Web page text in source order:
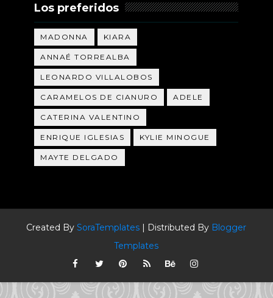
Los preferidos
MADONNA KIARA
ANNAÉ TORREALBA
LEONARDO VILLALOBOS
CARAMELOS DE CIANURO ADELE
CATERINA VALENTINO
ENRIQUE IGLESIAS KYLIE MINOGUE
MAYTE DELGADO
Created BySoraTemplates | Distributed By Blogger
Templates